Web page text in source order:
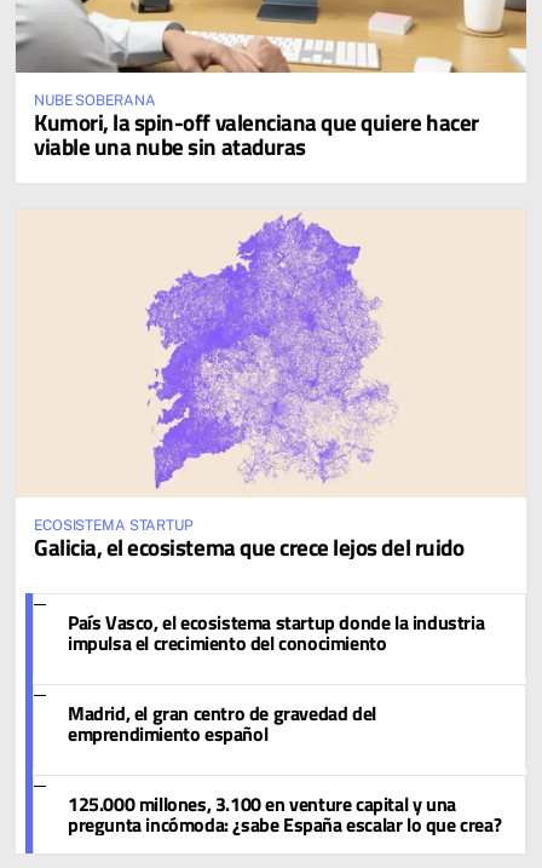
NUBE SOBERANA
Kumori, la spin-off valenciana que quiere hacer
viable una nube sin ataduras
ECOSISTEMA STARTUP
Galicia, el ecosistema que crece lejos del ruido
País Vasco, el ecosistema startup donde la industria
impulsa el crecimiento del conocimiento
Madrid, el gran centro de gravedad del
emprendimiento español
125.000 millones, 3.100 en venture capital y una
pregunta incómoda: ¿sabe España escalar lo que crea?